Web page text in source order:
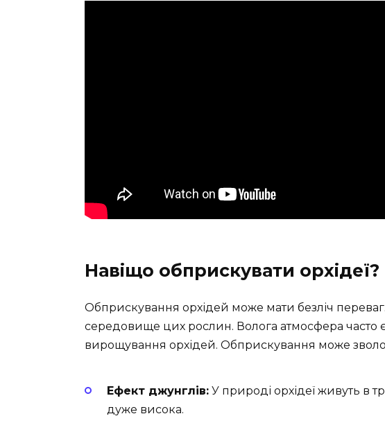
Навіщо обприскувати орхідеї?
Обприскування орхідей може мати безліч
середовище цих рослин. Волога атмосфера
вирощування орхідей. Обприскування може
Ефект джунглів: У природі орхідеї живуть в
дуже висока.